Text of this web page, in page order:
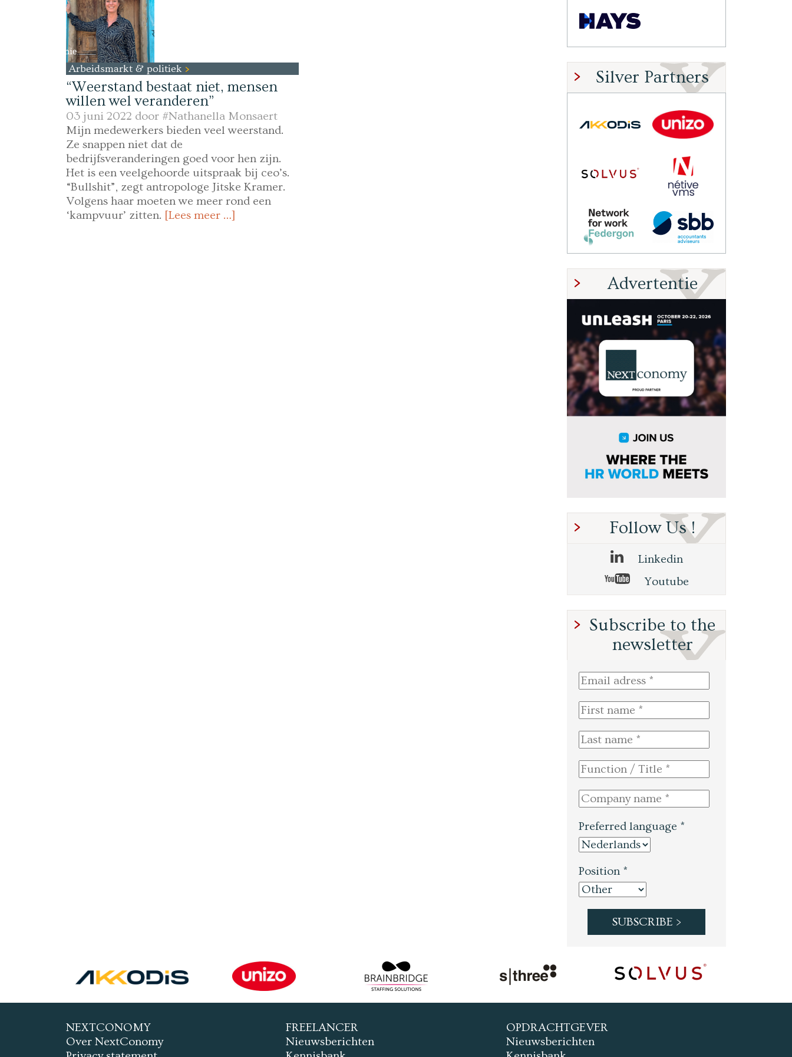
Arbeidsmarkt & politiek
“Weerstand bestaat niet, mensen
willen wel veranderen”
03 juni 2022 door #Nathanella Monsaert
Mijn medewerkers bieden veel weerstand.
Ze snappen niet dat de
bedrijfsveranderingen goed voor hen zijn.
Het is een veelgehoorde uitspraak bij ceo’s.
“Bullshit”, zegt antropologe Jitske Kramer.
Volgens haar moeten we meer rond een
‘kampvuur’ zitten. [Lees meer …]
Silver Partners
Advertentie
Follow Us !
Linkedin
Youtube
Subscribe to the
newsletter
Preferred language *
Position *
NEXTCONOMY
Over NextConomy
FREELANCER
Nieuwsberichten
OPDRACHTGEVER
Nieuwsberichten